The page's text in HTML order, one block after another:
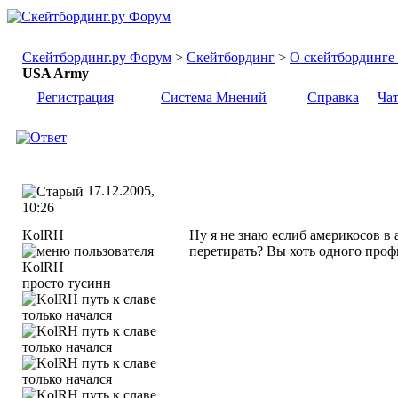
Скейтбординг.ру Форум > Скейтбординг > О скейтбординге
USA Army
Регистрация
Система Мнений Справка Чат
17.12.2005,
10:26
KolRH
просто тусинн+
Ну я не знаю еслиб америкосов
перетирать? Вы хоть одного